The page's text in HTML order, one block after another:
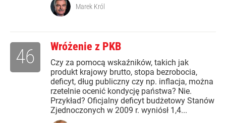
Marek Król
Wróżenie z PKB
Czy za pomocą wskaźników, takich jak
produkt krajowy brutto, stopa bezrobocia,
deficyt, dług publiczny czy np. inflacja, można
rzetelnie ocenić kondycję państwa? Nie.
Przykład? Oficjalny deficyt budżetowy Stanów
Zjednoczonych w 2009 r. wyniósł 1,4...
46